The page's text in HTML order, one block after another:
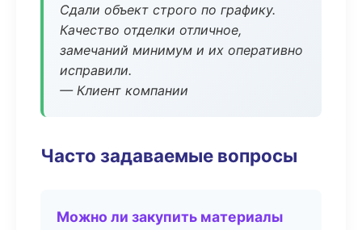
Сдали объект строго по графику.
Качество отделки отличное,
замечаний минимум и их оперативно
исправили.
— Клиент компании
Часто задаваемые вопросы
Можно ли закупить материалы